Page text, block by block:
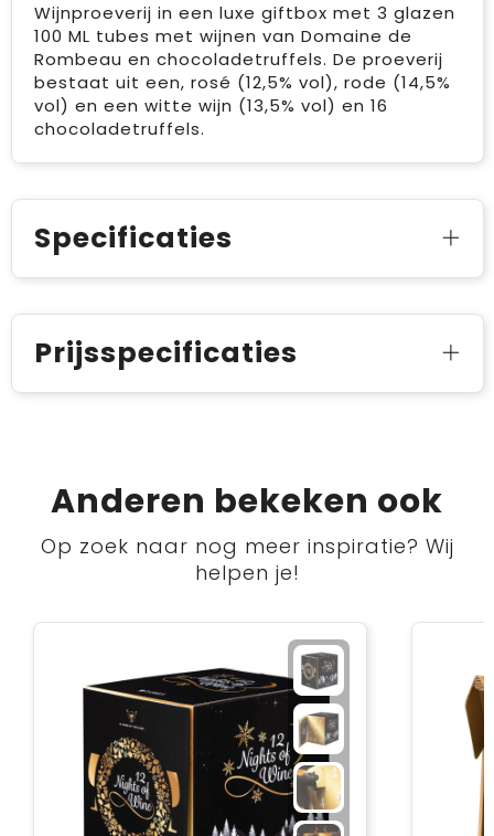
Wijnproeverij in een luxe giftbox met 3 glazen
100 ML tubes met wijnen van Domaine de
Rombeau en chocoladetruffels. De proeverij
bestaat uit een, rosé (12,5% vol), rode (14,5%
vol) en een witte wijn (13,5% vol) en 16
chocoladetruffels.
Specificaties
Prijsspecificaties
Anderen bekeken ook
Op zoek naar nog meer inspiratie? Wij
helpen je!